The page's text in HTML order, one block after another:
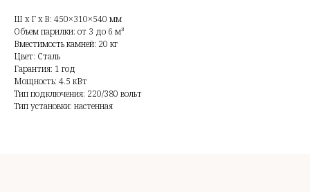
Ш x Г x В: 450×310×540 мм
Объем парилки: от 3 до 6 м³
Вместимость камней: 20 кг
Цвет: Сталь
Гарантия: 1 год
Мощность: 4.5 кВт
Тип подключения: 220/380 вольт
Тип установки: настенная